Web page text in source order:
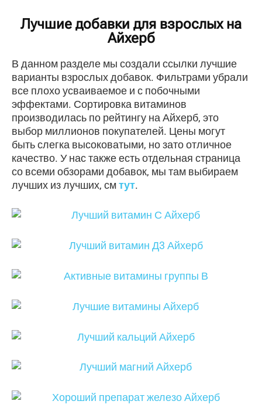
Лучшие добавки для взрослых на
Айхерб
В данном разделе мы создали ссылки лучшие
варианты взрослых добавок. Фильтрами убрали
все плохо усваиваемое и с побочными
эффектами. Сортировка витаминов
производилась по рейтингу на Айхерб, это
выбор миллионов покупателей. Цены могут
быть слегка высоковатыми, но зато отличное
качество. У нас также есть отдельная страница
со всеми обзорами добавок, мы там выбираем
лучших из лучших, смтут.